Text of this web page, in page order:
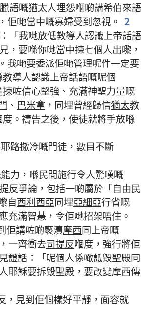
語嘅猶太人埋怨嗰啲講希伯來語
， 佢哋當中嘅寡婦受到忽視 。 2
：「我哋放低教導人認識上帝話語
， 要喺你哋當中揀七個人出嚟 ，
。 我哋要委派佢哋管理呢件一定要
教導人認識上帝話語嘅呢個
揀咗信心堅強 、 充滿神聖力量嘅
、 巴米拿 ， 同埋曾經歸信猶太教
度 。 禱告之後 ， 使徒就將手放喺
耶路撒冷嘅門徒 ， 數目不斷
能力 ， 喺民間施行令人驚嘆嘅
反爭論 ， 包括一啲屬於 「自由民
自西利西亞同埋亞細亞行省嘅
充滿智慧 ， 令佢哋招架唔住 。
佢講咗啲褻瀆摩西同上帝嘅
， 一齊衝去司提反嗰度 ， 強行將佢
證話 ：「呢個人係噉詆毀聖殿同
人耶穌要拆毀聖殿 ， 要改變摩西傳
， 見到佢個樣好平靜 ， 面容就